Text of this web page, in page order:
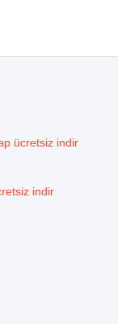
ücretsiz indir
indir